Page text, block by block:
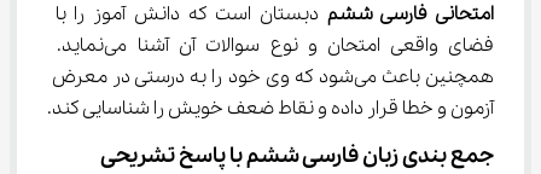
امتحانی فارسی ششم دبستان است که دانش آموز را با
فضای واقعی امتحان و نوع سوالات آن آشنا می‌نماید.
همچنین باعث می‌شود که وی خود را به درستی در معرض
آزمون و خطا قرار داده و نقاط ضعف خویش را شناسایی کند.
جمع بندی زبان فارسی ششم با پاسخ تشریحی